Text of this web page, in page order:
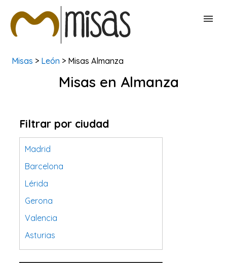
BUSCAR MISAS
Misas > León > Misas Almanza
Misas en Almanza
Filtrar por ciudad
Madrid
Barcelona
Lérida
Gerona
Valencia
Asturias
Tarragona